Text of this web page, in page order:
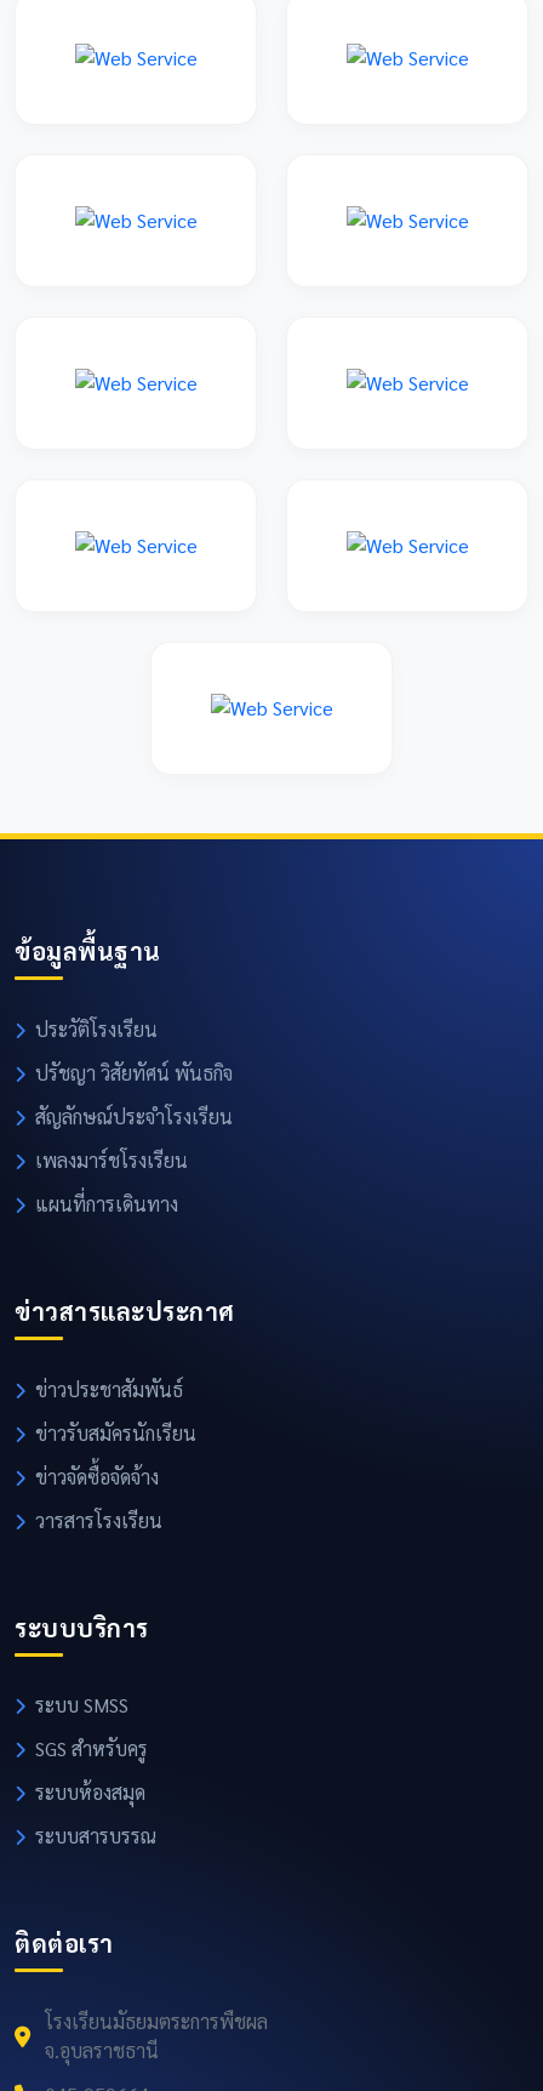
ข้อมูลพื้นฐาน
ประวัติโรงเรียน
ปรัชญา วิสัยทัศน์ พันธกิจ
สัญลักษณ์ประจำโรงเรียน
เพลงมาร์ชโรงเรียน
แผนที่การเดินทาง
ข่าวสารและประกาศ
ข่าวประชาสัมพันธ์
ข่าวรับสมัครนักเรียน
ข่าวจัดซื้อจัดจ้าง
วารสารโรงเรียน
ระบบบริการ
ระบบ SMSS
SGS สำหรับครู
ระบบห้องสมุด
ระบบสารบรรณ
ติดต่อเรา
โรงเรียนมัธยมตระการพืชผล
จ.อุบลราชธานี